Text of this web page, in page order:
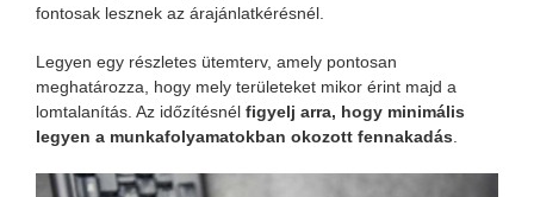
fontosak lesznek az árajánlatkérésnél.
Legyen egy részletes ütemterv, amely pontosan
meghatározza, hogy mely területeket mikor érint majd a
lomtalanítás. Az időzítésnél figyelj arra, hogy minimális
legyen a munkafolyamatokban okozott fennakadás.